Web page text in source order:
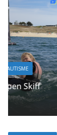
ÎLES DU
Île de
2 août 2026